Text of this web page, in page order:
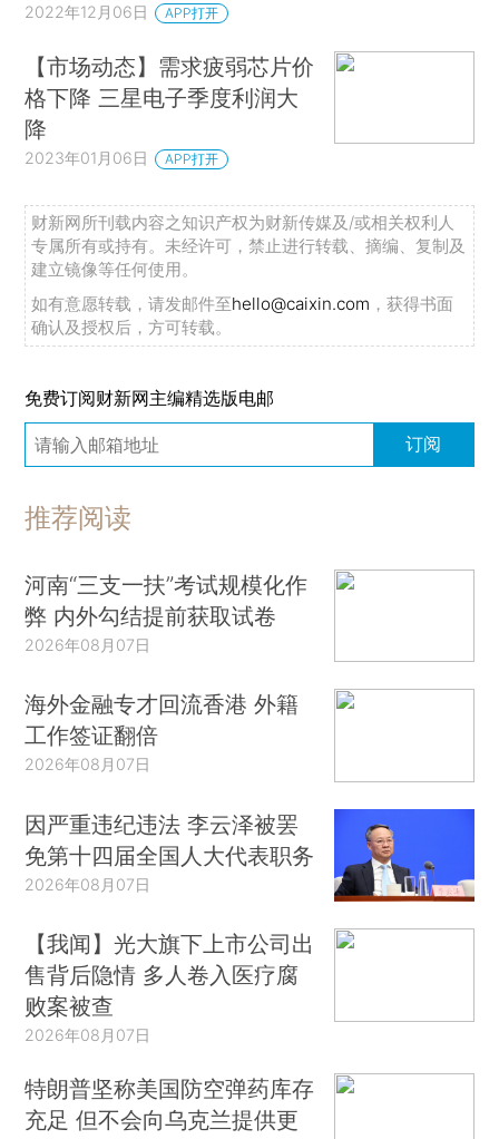
2022年12月06日 APP打开
【市场动态】需求疲弱芯片价
格下降 三星电子季度利润大
降
2023年01月06日 APP打开
财新网所刊载内容之知识产权为财新传媒及/或相关权利人
专属所有或持有。未经许可，禁止进行转载、摘编、复制及
建立镜像等任何使用。
如有意愿转载，请发邮件至hello@caixin.com ，获得书面
确认及授权后，方可转载。
免费订阅财新网主编精选版电邮
订阅
推荐阅读
河南“三支一扶”考试规模化作
弊 内外勾结提前获取试卷
2026年08月07日
海外金融专才回流香港 外籍
工作签证翻倍
2026年08月07日
因严重违纪违法 李云泽被罢
免第十四届全国人大代表职务
2026年08月07日
【我闻】光大旗下上市公司出
售背后隐情 多人卷入医疗腐
败案被查
2026年08月07日
特朗普坚称美国防空弹药库存
充足 但不会向乌克兰提供更